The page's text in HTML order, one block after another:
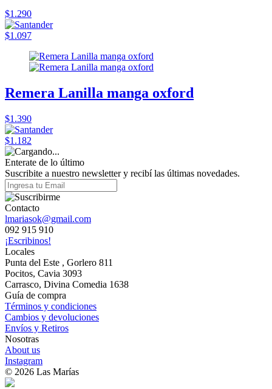
$1.290
$1.097
Remera Lanilla manga oxford
$1.390
$1.182
Enterate de lo último
Suscribite a nuestro newsletter y recibí las últimas novedades.
Contacto
lmariasok@gmail.com
092 915 910
¡Escribinos!
Locales
Punta del Este , Gorlero 811
Pocitos, Cavia 3093
Carrasco, Divina Comedia 1638
Guía de compra
Términos y condiciones
Cambios y devoluciones
Envíos y Retiros
Nosotras
About us
Instagram
© 2026 Las Marías